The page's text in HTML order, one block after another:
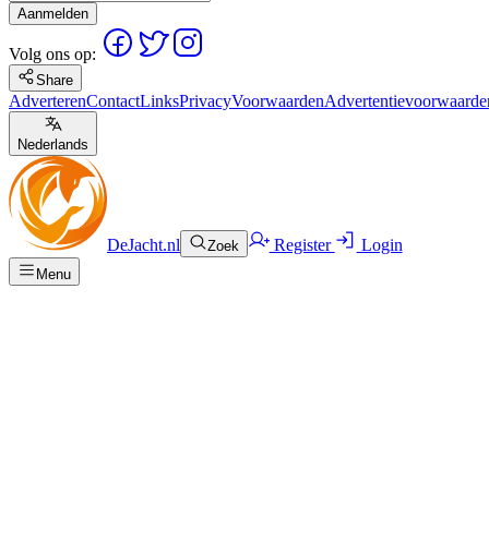
Aanmelden
Volg ons op:
Share
AdverterenContactLinksPrivacyVoorwaarden
Nederlands
DeJacht.nl Zoek Register Login
Menu